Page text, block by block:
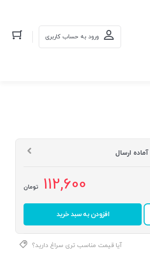
ورود به حساب کاربری
آماده ارسال
112,600 تومان
افزودن به سبد خرید
آیا قیمت مناسب تری سراغ دارید؟